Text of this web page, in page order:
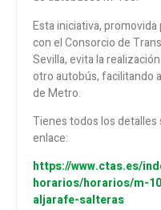
Esta iniciativa,
con el Consorcio de
Sevilla, evita la
otro autobús, facilitando
de Metro.
Tienes todos los detalles
enlace:
https://www.ctas.es/
horarios/horarios/m-
aljarafe-salteras